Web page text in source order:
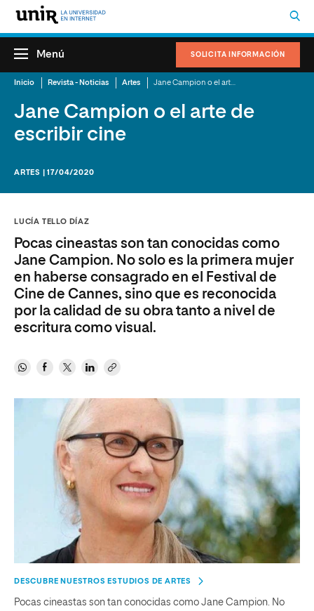
SOLICITA INFORMACIÓN
Menú
Inicio Revista - Noticias Artes
Jane Campion o el arte de
escribir cine
ARTES | 17/04/2020
LUCÍA TELLO DÍAZ
Pocas cineastas son tan conocidas como
Jane Campion. No solo es la primera mujer
en haberse consagrado en el Festival de
Cine de Cannes, sino que es reconocida
por la calidad de su obra tanto a nivel de
escritura como visual.
DESCUBRE NUESTROS ESTUDIOS DE ARTES
Pocas cineastas son tan conocidas como Jane Campion. No